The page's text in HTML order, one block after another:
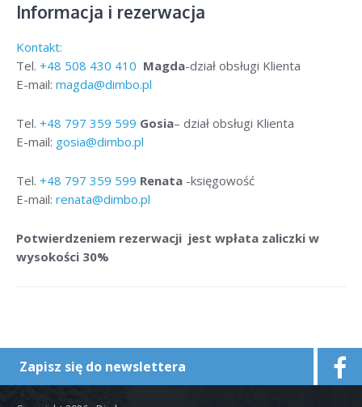
Informacja i rezerwacja
Kontakt:
Tel. +48 508 430 410 Magda-dział obsługi Klienta
E-mail: magda@dimbo.pl
Tel. +48 797 359 599 Gosia– dział obsługi Klienta
E-mail: gosia@dimbo.pl
Tel. +48 797 359 599 Renata -księgowość
E-mail: renata@dimbo.pl
Potwierdzeniem rezerwacji jest wpłata zaliczki w
wysokości 30%
Zapisz się do newslettera